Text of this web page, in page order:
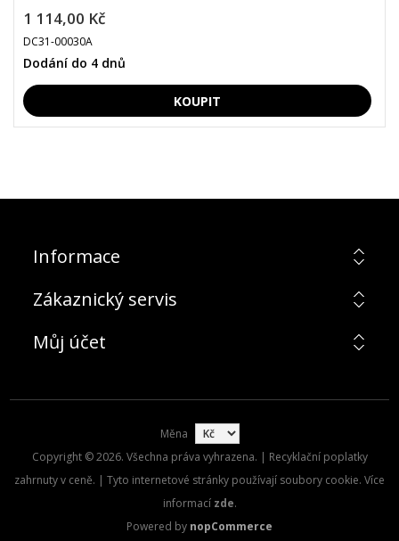
1 114,00 Kč
DC31-00030A
Dodání do 4 dnů
Informace
Zákaznický servis
Můj účet
Měna
Copyright © 2026. Všechna práva vyhrazena. | Recyklační poplatky
zahrnuty v ceně. | Tyto internetové stránky používají soubory cookie. Více
informací zde.
Powered by nopCommerce